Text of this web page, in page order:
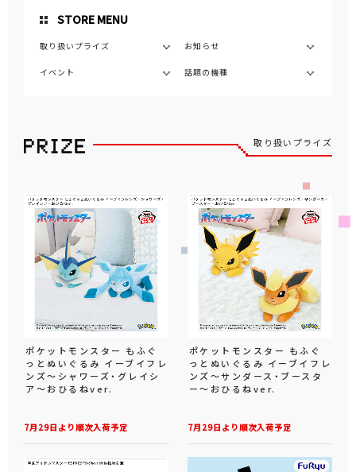
STORE MENU
取り扱いプライズ お知らせ
イベント 話題の機種
取り扱いプライズ
7月29日より順次入荷予定
ポケットモンスター もふぐ
っとぬいぐるみ イーブイフレ
ンズ～シャワーズ・グレイシ
ア～おひるねver.
7月29日より順次入荷予定
ポケットモンスター もふぐ
っとぬいぐるみ イーブイフレ
ンズ～サンダース・ブースタ
ー～おひるねver.